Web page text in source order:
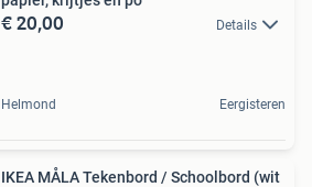
€ 20,00 Details
Helmond Eergisteren
IKEA MÅLA Tekenbord / Schoolbord (wit